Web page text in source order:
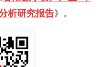
析研究报告》。